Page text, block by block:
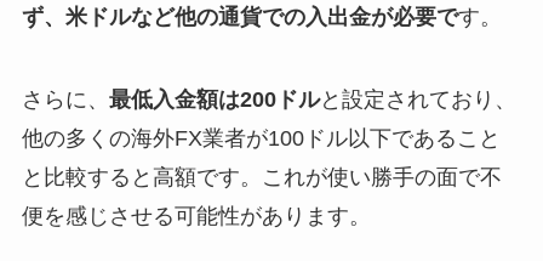
ず、米ドルなど他の通貨での入出金が必要です。
さらに、 最低入金額は200ドルと設定されており、
他の多くの海外FX業者が100ドル以下であること
と比較すると高額です。これが使い勝手の面で不
便を感じさせる可能性があります。